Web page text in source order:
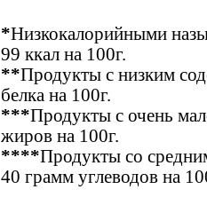
*Низкокалорийными
99 ккал на 100г.
**Продукты с низким
белка на 100г.
***Продукты с очень
жиров на 100г.
****Продукты со
40 грамм углеводов на